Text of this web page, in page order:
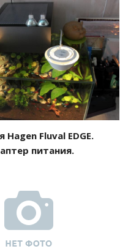
Fluval EDGE.
питания.